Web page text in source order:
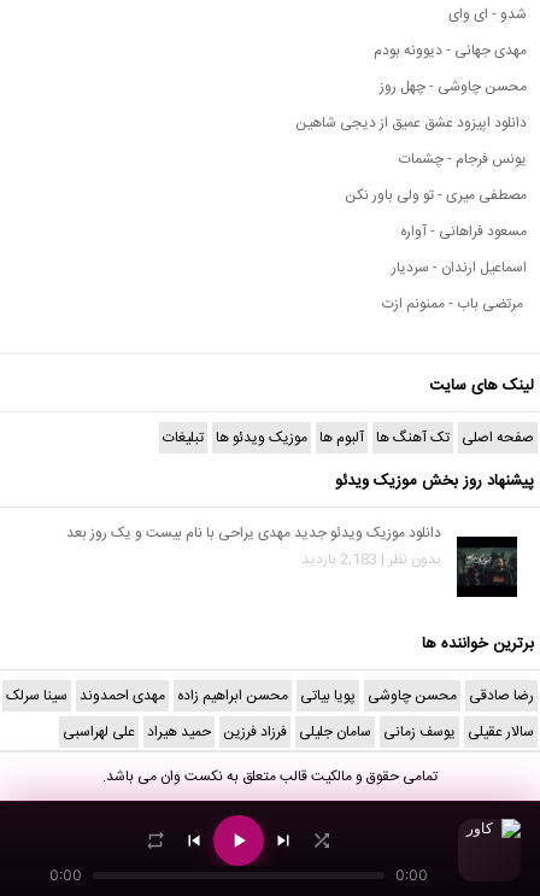
شدو - ای وای
مهدی جهانی - دیوونه بودم
محسن چاوشی - چهل روز
دانلود اپیزود عشق عمیق از دیجی شاهین
یونس فرجام - چشمات
مصطفی میری - تو ولی باور نکن
مسعود فراهانی - آواره
اسماعیل ارندان - سردیار
مرتضی باب - ممنونم ازت
0:00
0:00
لینک های سایت
صفحه اصلی تک آهنگ ها آلبوم ها موزیک ویدئو ها تبلیغات
پیشنهاد روز بخش موزیک ویدئو
دانلود موزیک ویدئو جدید مهدی یراحی با نام بیست و یک روز بعد
بدون نظر | 2,183 بازدید
برترین خواننده ها
رضا صادقی محسن چاوشی پویا بیاتی محسن ابراهیم زاده مهدی احمدوند سینا سرلک
سالار عقیلی یوسف زمانی سامان جلیلی فرزاد فرزین حمید هیراد علی لهراسبی
تمامی حقوق و مالکیت قالب متعلق بهنکست وانمی باشد.